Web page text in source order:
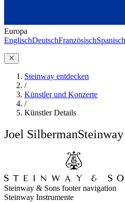
Europa
EnglischDeutschFranzösischSpanisch
Steinway entdecken
/
Künstler und Konzerte
/
Künstler Details
Joel Silberman
Steinway & Sons footer navigation
Steinway Instrumente